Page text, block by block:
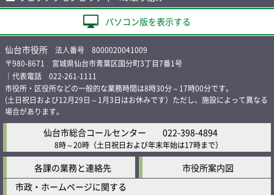
パソコン版を表示する
仙台市役所 法人番号 8000020041009
〒980-8671 宮城県仙台市青葉区国分町3丁目7番1号
｜代表電話 022-261-1111
市役所・区役所などの一般的な業務時間は8時30分～17時00分です。
(土日祝日および12月29日～1月3日はお休みです）ただし、施設によって異なる
場合があります。
仙台市総合コールセンター 022-398-4894
8時～20時 （土日祝日および年末年始は17時まで）
各課の業務と連絡先
市役所案内図
市政・ホームページに関する